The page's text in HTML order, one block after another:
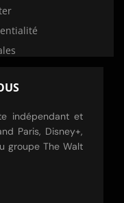
indépendant et
Paris, Disney+,
groupe The Walt